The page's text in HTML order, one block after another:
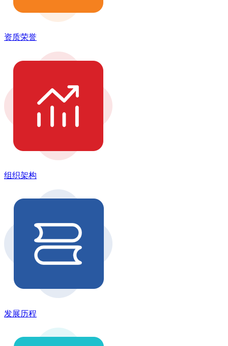
资质荣誉
组织架构
发展历程